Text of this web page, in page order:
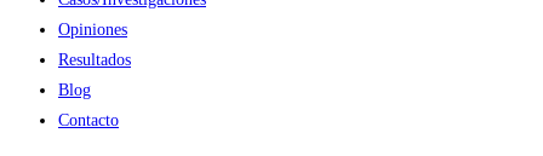
Opiniones
Resultados
Blog
Contacto